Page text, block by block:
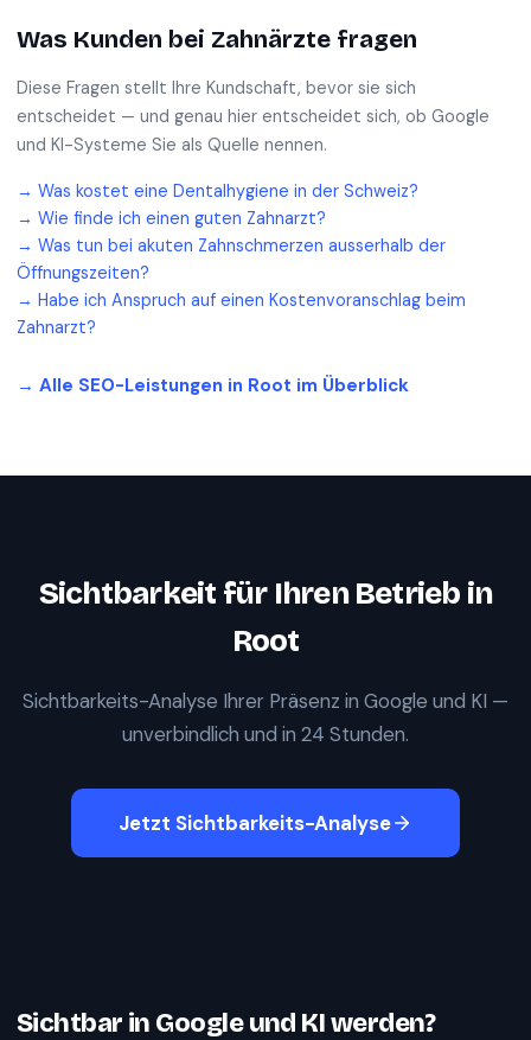
Was Kunden bei Zahnärzte fragen
Diese Fragen stellt Ihre Kundschaft, bevor sie sich
entscheidet — und genau hier entscheidet sich, ob Google
und KI-Systeme Sie als Quelle nennen.
→ Was kostet eine Dentalhygiene in der Schweiz?
→ Wie finde ich einen guten Zahnarzt?
→ Was tun bei akuten Zahnschmerzen ausserhalb der
Öffnungszeiten?
→ Habe ich Anspruch auf einen Kostenvoranschlag beim
Zahnarzt?
→ Alle SEO-Leistungen in Root im Überblick
Sichtbarkeit für Ihren Betrieb in
Root
Sichtbarkeits-Analyse Ihrer Präsenz in Google und KI —
unverbindlich und in 24 Stunden.
Jetzt Sichtbarkeits-Analyse
Sichtbar in Google und KI werden?